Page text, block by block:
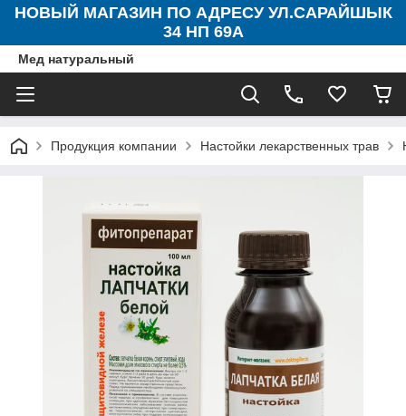
НОВЫЙ МАГАЗИН ПО АДРЕСУ УЛ.САРАЙШЫК
34 НП 69А
Мед натуральный
Продукция компании Настойки лекарственных трав